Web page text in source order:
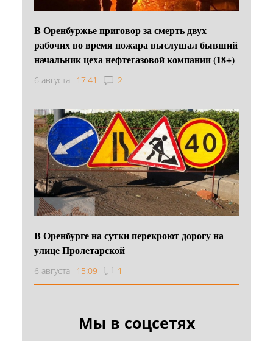
В Оренбуржье приговор за смерть двух
рабочих во время пожара выслушал бывший
начальник цеха нефтегазовой компании (18+)
6 августа 17:41 2
В Оренбурге на сутки перекроют дорогу на
улице Пролетарской
6 августа 15:09 1
Мы в соцсетях